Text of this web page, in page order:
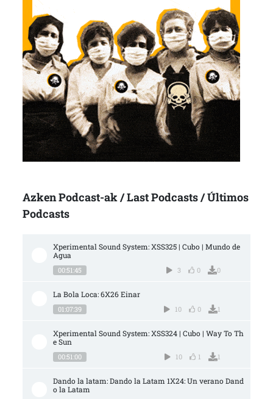
Azken Podcast-ak / Last Podcasts / Últimos
Podcasts
Xperimental Sound System: XSS325 | Cubo | Mundo de
Agua
00:51:45 3 0 0
La Bola Loca: 6X26 Einar
01:07:39 10 0 1
Xperimental Sound System: XSS324 | Cubo | Way To Th
e Sun
00:51:00 10 1 1
Dando la latam: Dando la Latam 1X24: Un verano Dand
o la Latam